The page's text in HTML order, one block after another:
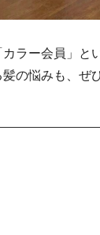
ラー会員」と
の悩みも、ぜ